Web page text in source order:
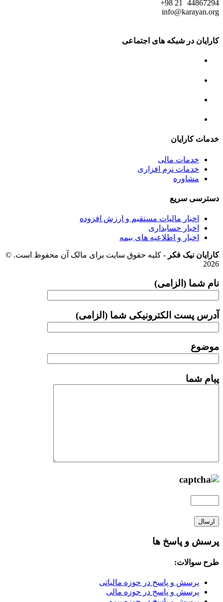
44867294 21 98+
info@karayan.org
کارایان در شبکه های اجتماعی
خدمات کارایان
خدمات مالی
خدمات نرم افزاری
مشاوره
دسترسی سریع
اخبار مالیات مستقیم و ارزش افزوده
اخبار حسابداری
اخبار و اطلاعیه های بیمه
کارایان نیک فکر - کلیه حقوق سایت برای مالک آن محفوظ است. ©
2026
نام شما (الزامی)
آدرس پست الکترونیکی شما (الزامی)
موضوع
پیام شما
پرسش و پاسخ ها
طرح سوالات:
پرسش و پاسخ در حوزه مالیاتی
پرسش و پاسخ در حوزه مالی